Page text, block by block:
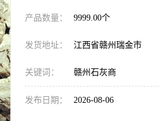
产品数量： 9999.00个
发货地址： 江西省赣州瑞金市
关键词： 赣州石灰商
发布日期： 2026-08-06